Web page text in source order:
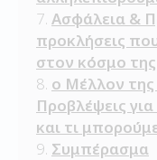
Ασφάλεια &
προκλήσεις
στον κόσμο
ο Μέλλον της
Προβλέψεις για
και τι
Συμπέρασμα